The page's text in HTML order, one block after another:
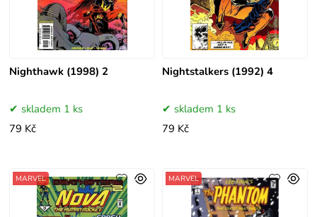
Nighthawk (1998) 2
skladem 1 ks
79 Kč
Nightstalkers (1992) 4
skladem 1 ks
79 Kč
MARVEL MARVEL